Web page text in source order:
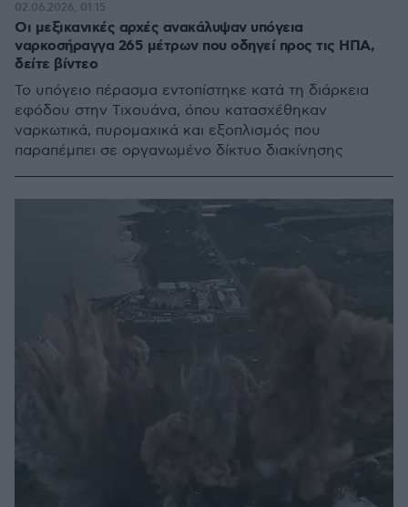
Οι μεξικανικές αρχές ανακάλυψαν υπόγεια
ναρκοσήραγγα 265 μέτρων που οδηγεί προς τις ΗΠΑ,
δείτε βίντεο
Το υπόγειο πέρασμα εντοπίστηκε κατά τη διάρκεια
εφόδου στην Τιχουάνα, όπου κατασχέθηκαν
ναρκωτικά, πυρομαχικά και εξοπλισμός που
παραπέμπει σε οργανωμένο δίκτυο διακίνησης
02.06.2026, 01:15